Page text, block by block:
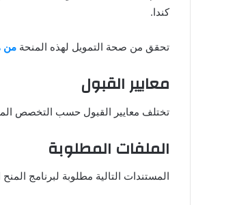
كندا.
تحقق من صحة التمويل لهذه المنحة من
معايير القبول
تختلف معايير القبول حسب التخصص
الملفات المطلوبة
المستندات التالية مطلوبة لبرنامج المنح